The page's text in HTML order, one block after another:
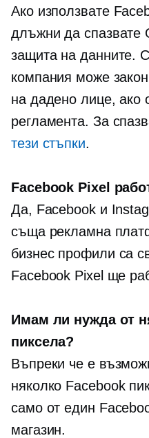
Ако използвате
длъжни да спазвате
защита на данните.
компания може
на дадено лице, ако
регламента. За
тези стъпки.
Facebook Pixel
Да, Facebook и
съща рекламна
бизнес профили са
Facebook Pixel ще
Имам ли нужда от
пиксела?
Въпреки че е
няколко Facebook
само от един
магазин.